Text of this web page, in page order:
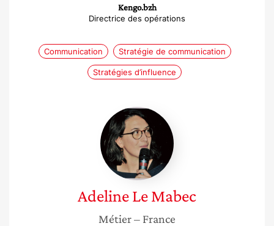
Kengo.bzh
Directrice des opérations
Communication Stratégie de communication
Stratégies d’influence
Adeline
Le
Mabec
AdelineLe Mabec
Métier– France